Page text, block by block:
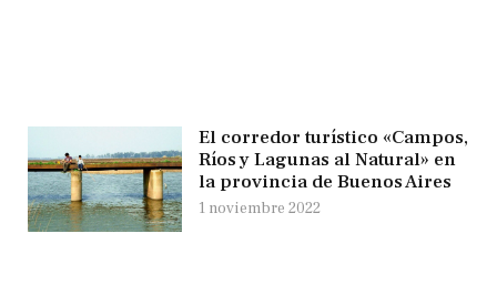
El corredor turístico «Campos,
Ríos y Lagunas al Natural» en
la provincia de Buenos Aires
1 noviembre 2022